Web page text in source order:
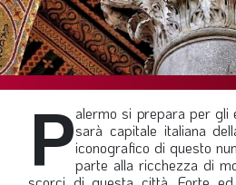
SOMMARIO
EDITORIALE
PREVIDENZA
FOCUS
PROFESSIONE
TERZA PAGINA
Palermo si prepara per gli
sarà capitale italiana
iconografico di questo
parte alla ricchezza di